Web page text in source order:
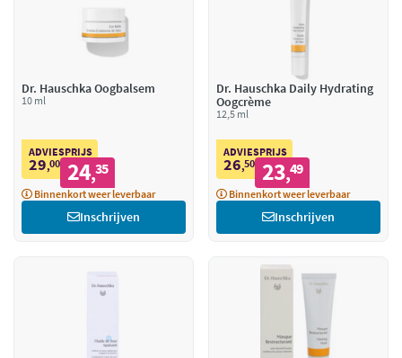
Dr. Hauschka Oogbalsem
10 ml
ADVIESPRIJS
29,00 24,35
Binnenkort weer leverbaar
Inschrijven
Dr. Hauschka Daily Hydrating
Oogcrème
12,5 ml
ADVIESPRIJS
26,50 23,49
Binnenkort weer leverbaar
Inschrijven